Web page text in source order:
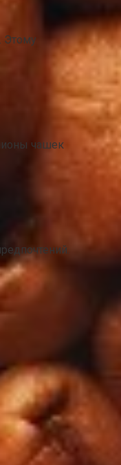
Этому
чашек